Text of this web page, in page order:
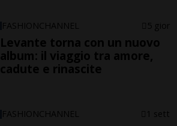
FASHIONCHANNEL 5 gior
Levante torna con un nuovo
album: il viaggio tra amore,
cadute e rinascite
FASHIONCHANNEL 1 sett